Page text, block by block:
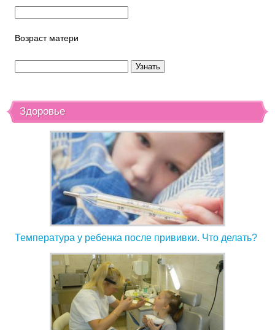
Возраст матери
Здоровье
Температура у ребенка после прививки. Что делать?